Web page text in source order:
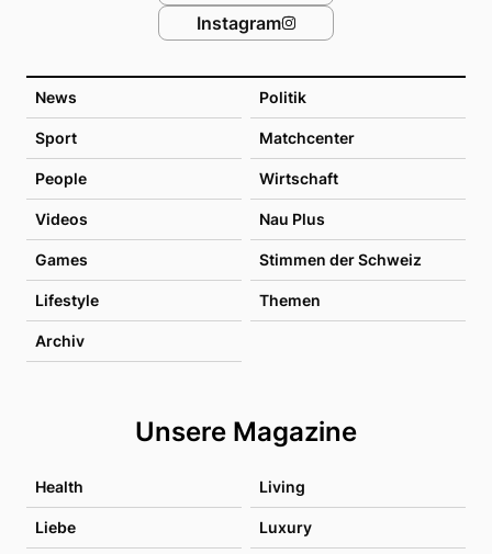
News Politik
Sport Matchcenter
People Wirtschaft
Videos Nau Plus
Games Stimmen der Schweiz
Lifestyle Themen
Archiv
Unsere Magazine
Health Living
Liebe Luxury
Instagram